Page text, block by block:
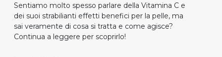
Sentiamo molto spesso parlare della Vitamina C e
dei suoi strabilianti effetti benefici per la pelle, ma
sai veramente di cosa si tratta e come agisce?
Continua a leggere per scoprirlo!